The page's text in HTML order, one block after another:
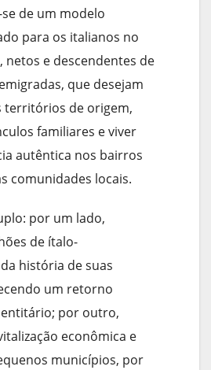
de um modelo
para os italianos no
netos e descendentes de
que desejam
territórios de origem,
familiares e viver
autêntica nos bairros
comunidades locais.
por um lado,
de ítalo-
história de suas
um retorno
por outro,
econômica e
municípios, por